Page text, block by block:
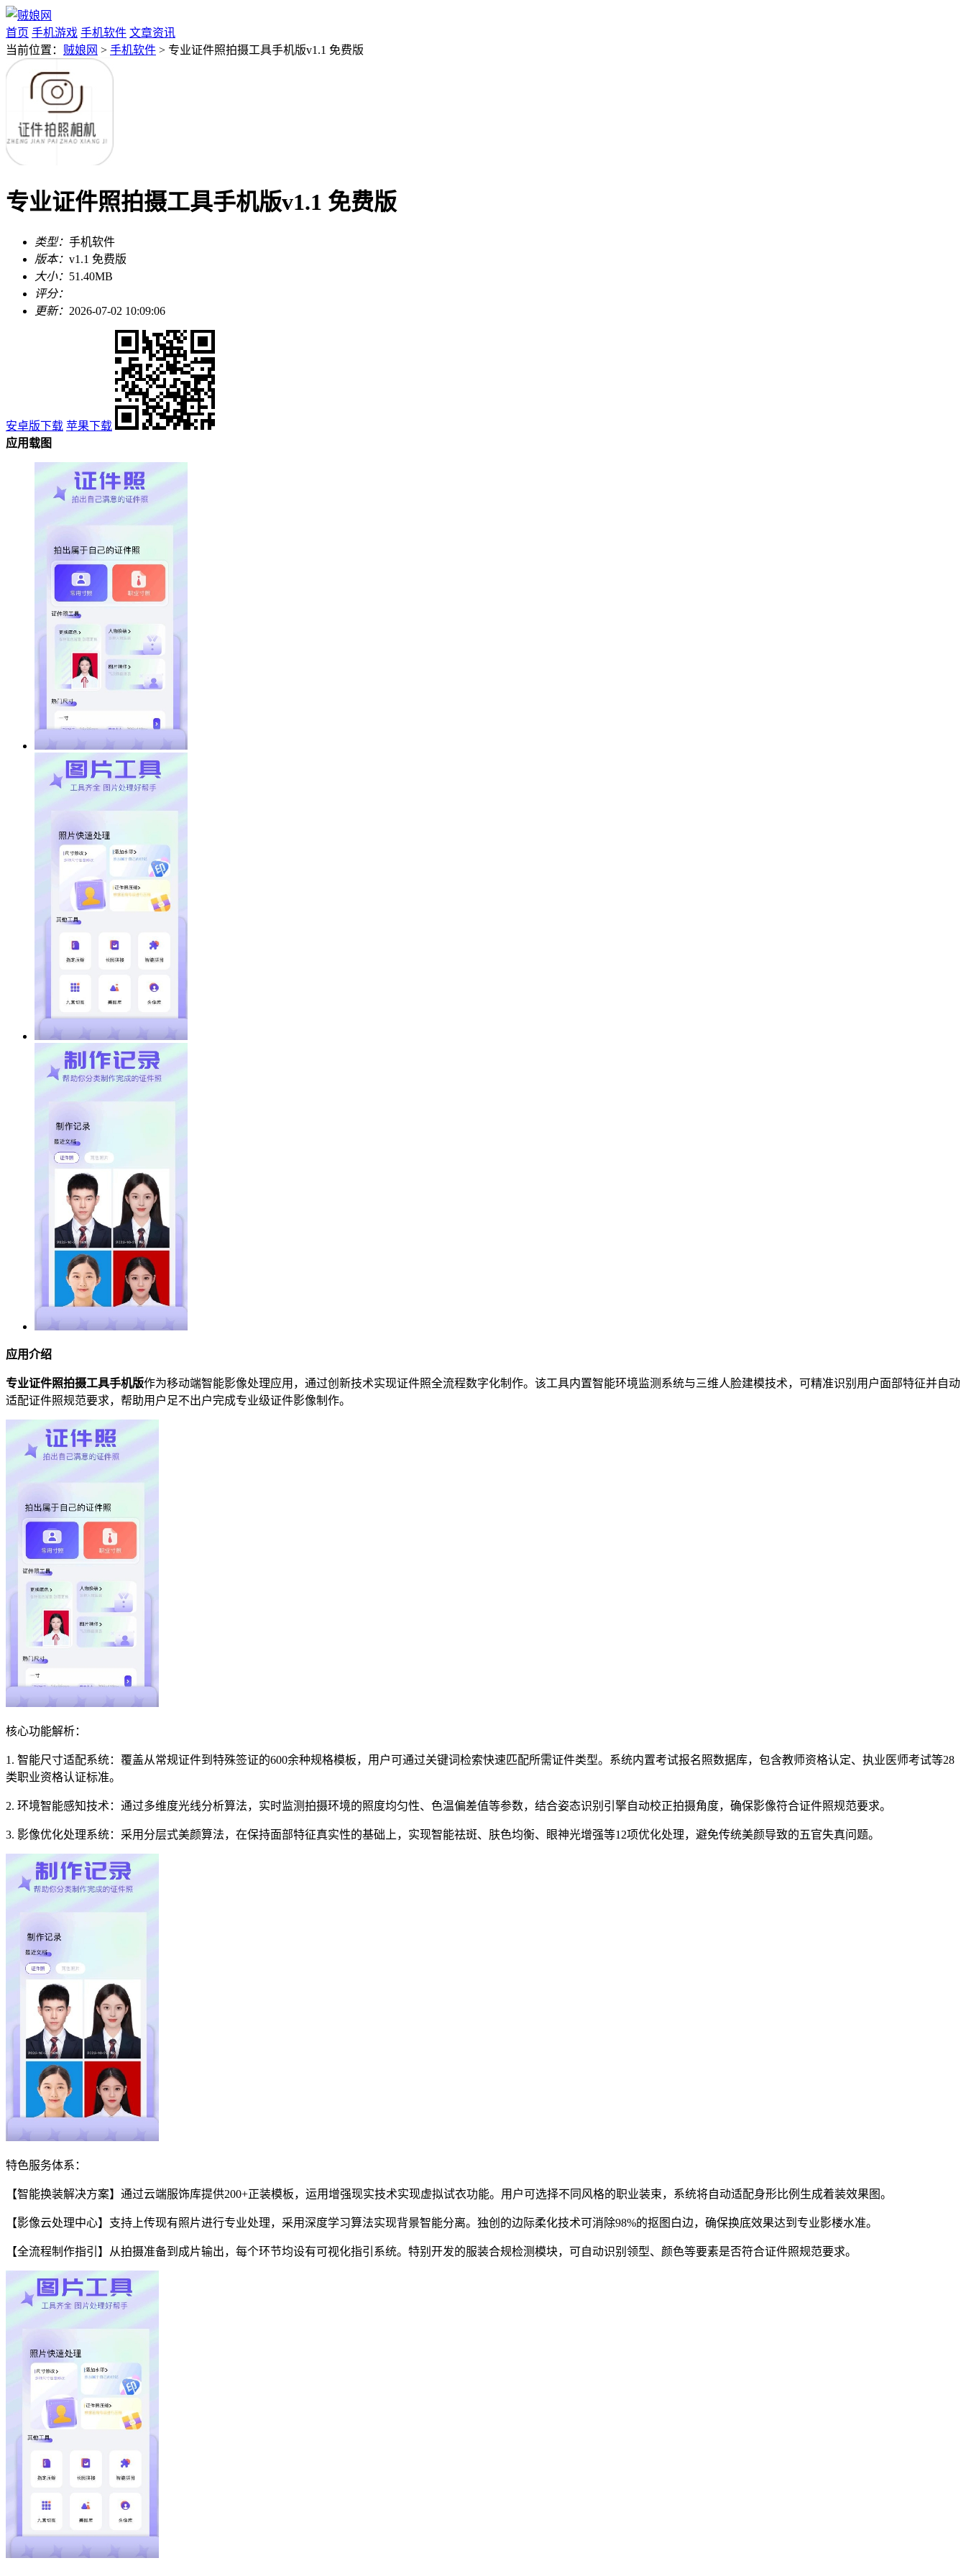
首页 手机游戏 手机软件 文章资讯
当前位置： 贼娘网 > 手机软件 > 专业证件照拍摄工具手机版v1.1 免费版
专业证件照拍摄工具手机版v1.1 免费版
类型： 手机软件
版本： v1.1 免费版
大小： 51.40MB
评分：
更新： 2026-07-02 10:09:06
安卓版下载 苹果下载
应用载图
应用介绍
专业证件照拍摄工具手机版作为移动端智能影像处理应用，通过创新技术实现证件照全流程数字化制作。该工具内置智能环境监测系统与三维人脸建模技术，可精准识别用户面部特征并自动
适配证件照规范要求，帮助用户足不出户完成专业级证件影像制作。
核心功能解析：
1. 智能尺寸适配系统：覆盖从常规证件到特殊签证的600余种规格模板，用户可通过关键词检索快速匹配所需证件类型。系统内置考试报名照数据库，包含教师资格认定、执业医师考试等28
类职业资格认证标准。
2. 环境智能感知技术：通过多维度光线分析算法，实时监测拍摄环境的照度均匀性、色温偏差值等参数，结合姿态识别引擎自动校正拍摄角度，确保影像符合证件照规范要求。
3. 影像优化处理系统：采用分层式美颜算法，在保持面部特征真实性的基础上，实现智能祛斑、肤色均衡、眼神光增强等12项优化处理，避免传统美颜导致的五官失真问题。
特色服务体系：
【智能换装解决方案】通过云端服饰库提供200+正装模板，运用增强现实技术实现虚拟试衣功能。用户可选择不同风格的职业装束，系统将自动适配身形比例生成着装效果图。
【影像云处理中心】支持上传现有照片进行专业处理，采用深度学习算法实现背景智能分离。独创的边际柔化技术可消除98%的抠图白边，确保换底效果达到专业影楼水准。
【全流程制作指引】从拍摄准备到成片输出，每个环节均设有可视化指引系统。特别开发的服装合规检测模块，可自动识别领型、颜色等要素是否符合证件照规范要求。